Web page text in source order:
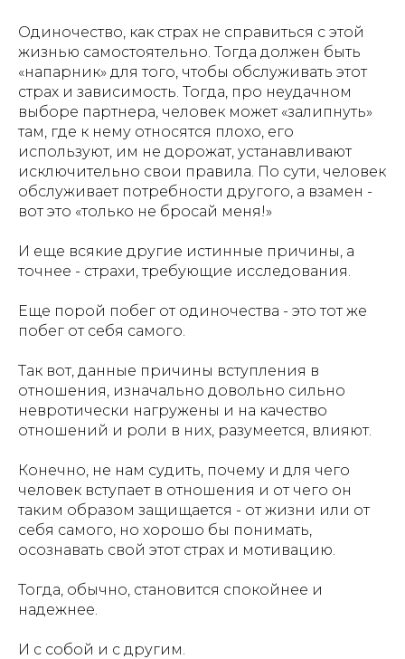
Одиночество, как страх не справиться с этой
жизнью самостоятельно. Тогда должен быть
«напарник» для того, чтобы обслуживать этот
страх и зависимость. Тогда, про неудачном
выборе партнера, человек может «залипнуть»
там, где к нему относятся плохо, его
используют, им не дорожат, устанавливают
исключительно свои правила. По сути, человек
обслуживает потребности другого, а взамен -
вот это «только не бросай меня!»
И еще всякие другие истинные причины, а
точнее - страхи, требующие исследования.
Еще порой побег от одиночества - это тот же
побег от себя самого.
Так вот, данные причины вступления в
отношения, изначально довольно сильно
невротически нагружены и на качество
отношений и роли в них, разумеется, влияют.
Конечно, не нам судить, почему и для чего
человек вступает в отношения и от чего он
таким образом защищается - от жизни или от
себя самого, но хорошо бы понимать,
осознавать свой этот страх и мотивацию.
Тогда, обычно, становится спокойнее и
надежнее.
И с собой и с другим.